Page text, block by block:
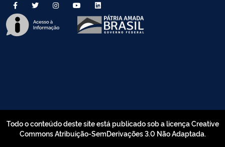
Todo o conteúdo deste site está publicado sob a licença Creative
Commons Atribuição-SemDerivações 3.0 Não Adaptada.